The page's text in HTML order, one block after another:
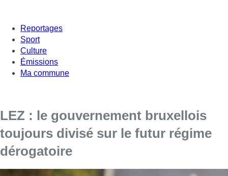
Reportages
Sport
Culture
Émissions
Ma commune
LEZ : le gouvernement bruxellois
toujours divisé sur le futur régime
dérogatoire